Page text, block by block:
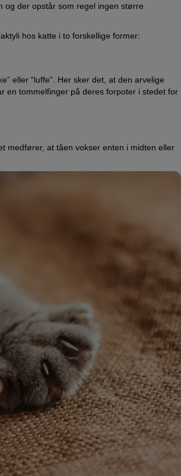
og der opstår som regel ingen større
hos katte i to forskellige former:
eller “luffe”. Her sker det, at den arvelige
en tommelfinger på deres forpoter i stedet for
medfører, at tåen vokser enten i midten eller